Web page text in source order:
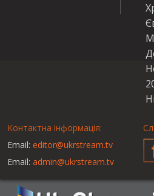
Контактна інформація:
Email: editor@ukrstream.tv
Email: admin@ukrstream.tv